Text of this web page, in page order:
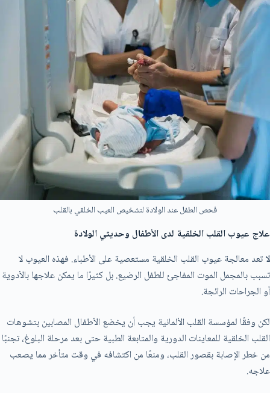
فحص الطفل عند الولادة لتشخيص العيب الخلقي بالقلب
علاج عيوب القلب الخلقية لدى الأطفال وحديثي الولادة
لاتعد معالجة عيوب القلب الخلقية مستعصية على الأطباء. فهذه العيوب لا
تسبب بالمجمل الموت المفاجئ للطفل الرضيع. بل كثيرًا ما يمكن علاجها بالأدوية
أو الجراحات الرائجة.
لكن وفقًا لمؤسسة القلب الألمانية يجب أن يخضع الأطفال المصابين بتشوهات
القلب الخلقية للمعاينات الدورية والمتابعة الطبية حتى بعد مرحلة البلوغ، تجنبًا
من خطر الإصابة بقصور القلب، ومنعًا من اكتشافه في وقت متأخر مما يصعب
علاجه.